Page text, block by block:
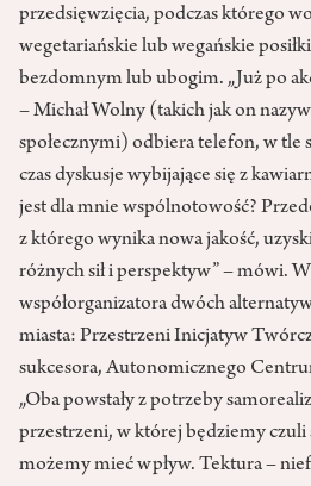
przedsięwzięcia, podczas którego
wegetariańskie lub wegańskie
bezdomnym lub ubogim. „Już po
– Michał Wolny (takich jak on
społecznymi) odbiera telefon, w tle
czas dyskusje wybijające się z
jest dla mnie wspólnotowość?
z którego wynika nowa jakość,
różnych sił i perspektyw” – mówi.
współorganizatora dwóch
miasta: Przestrzeni Inicjatyw
sukcesora, Autonomicznego
„Oba powstały z potrzeby
przestrzeni, w której będziemy czuli
możemy mieć wpływ. Tektura –